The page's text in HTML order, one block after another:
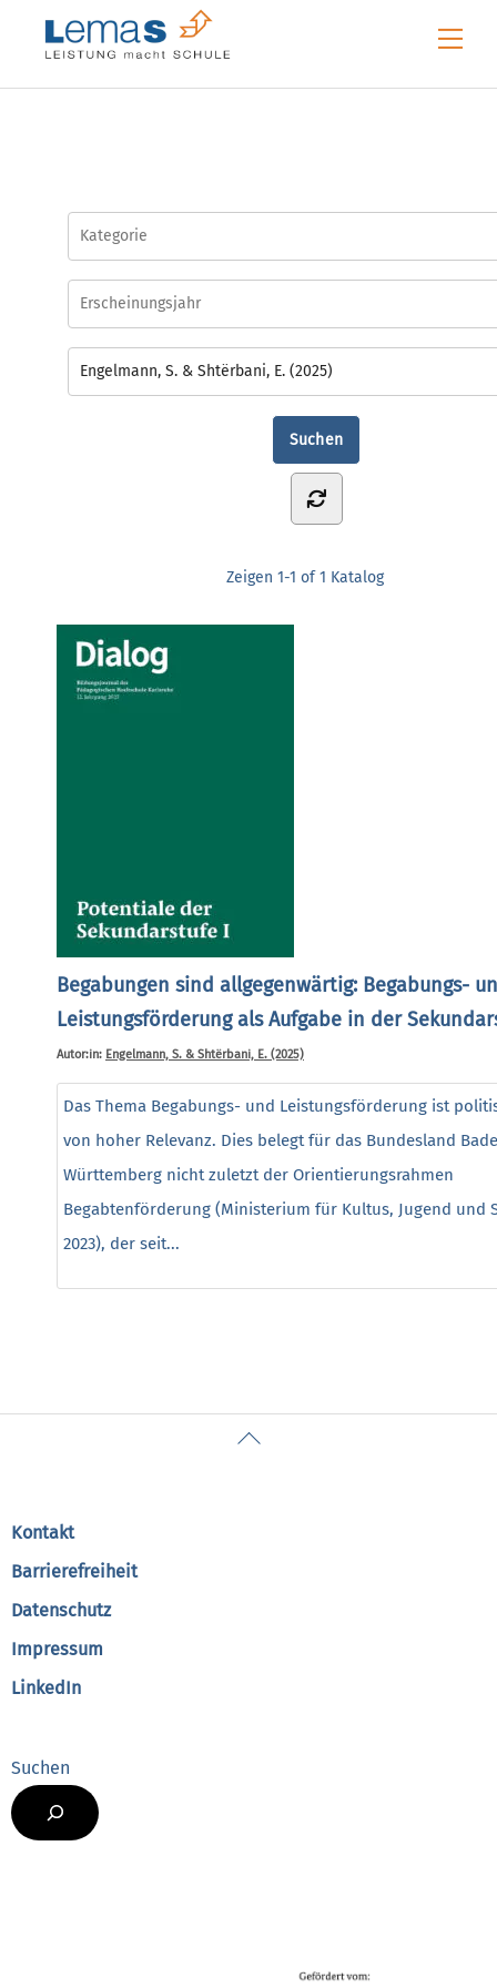
Engelmann, S. & Shtërbani, E. (2025)
Zeigen 1-1 of 1 Katalog
Begabungen sind allgegenwärtig: Begabungs-
Leistungsförderung als Aufgabe in der
Autor:in: Engelmann, S. & Shtërbani, E. (2025)
Das Thema Begabungs- und Leistungsförderung ist
von hoher Relevanz. Dies belegt für das Bundesland
Württemberg nicht zuletzt der Orientierungsrahmen
Begabtenförderung (Ministerium für Kultus, Jugend und
2023), der seit...
Back
Kontakt
Barrierefreiheit
Datenschutz
Impressum
LinkedIn
Suchen